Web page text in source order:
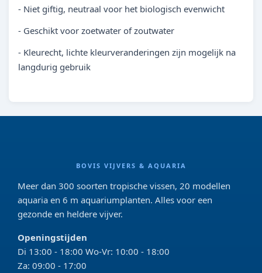
- Niet giftig, neutraal voor het biologisch evenwicht
- Geschikt voor zoetwater of zoutwater
- Kleurecht, lichte kleurveranderingen zijn mogelijk na
langdurig gebruik
BOVIS VIJVERS & AQUARIA
Meer dan 300 soorten tropische vissen, 20 modellen
aquaria en 6 m aquariumplanten. Alles voor een
gezonde en heldere vijver.
Openingstijden
Di 13:00 - 18:00 Wo-Vr: 10:00 - 18:00
Za: 09:00 - 17:00